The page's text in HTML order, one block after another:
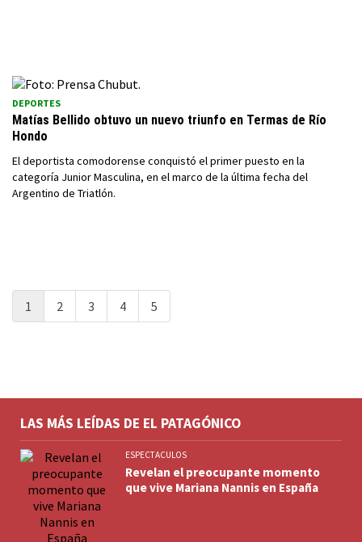
DEPORTES
Matías Bellido obtuvo un nuevo triunfo en Termas de Río
Hondo
El deportista comodorense conquistó el primer puesto en la
categoría Junior Masculina, en el marco de la última fecha del
Argentino de Triatlón.
1 2 3 4 5
LAS MÁS LEÍDAS DE EL PATAGÓNICO
ESPECTACULOS
Revelan el preocupante momento
que vive Mariana Nannis en España